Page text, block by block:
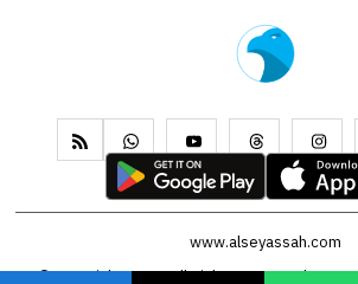
www.alseyassah.com
Copyright 2026, All Rights Reserved ©